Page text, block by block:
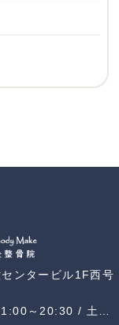
ンタービル1F西号
～20:30 / 土…